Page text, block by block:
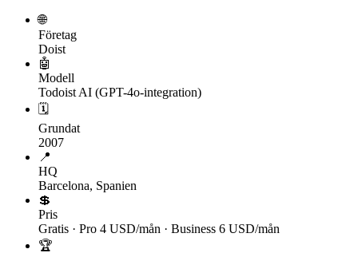
🌐
Företag
Doist
🤖
Modell
Todoist AI (GPT-4o-integration)
🗓
Grundat
2007
📍
HQ
Barcelona, Spanien
💲
Pris
Gratis · Pro 4 USD/mån · Business 6 USD/mån
🏆